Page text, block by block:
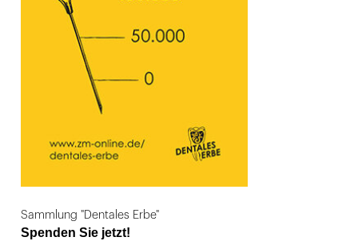
Sammlung "Dentales Erbe"
Spenden Sie jetzt!